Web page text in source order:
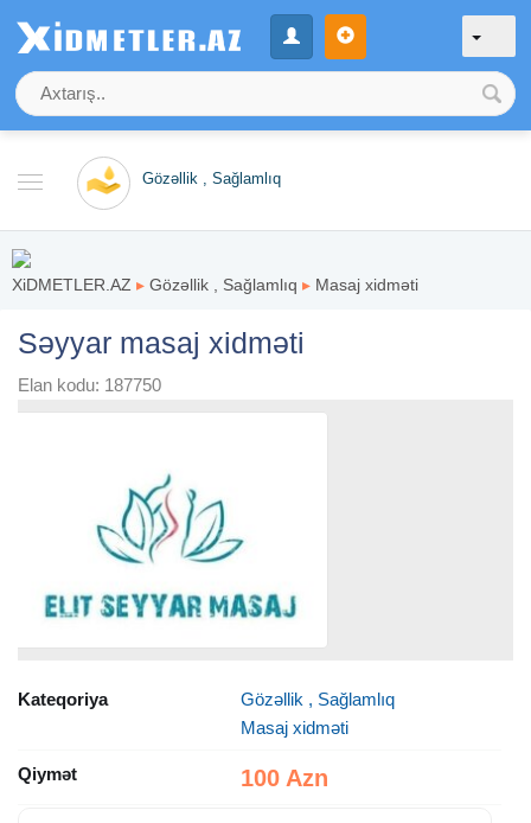
Gözəllik , Sağlamlıq
XiDMETLER.AZ ▸ Gözəllik , Sağlamlıq ▸ Masaj xidməti
Səyyar masaj xidməti
Elan kodu: 187750
Kateqoriya
Gözəllik , Sağlamlıq
Masaj xidməti
Qiymət 100 Azn